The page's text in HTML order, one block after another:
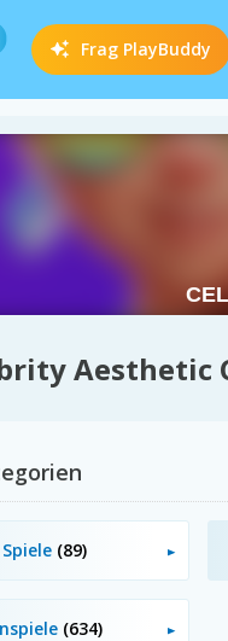
Frag PlayBuddy
Aesthetic
(89)
(634)